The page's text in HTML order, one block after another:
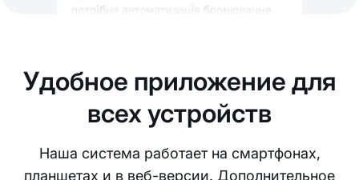
Удобное приложение для
всех устройств
Наша система работает на смартфонах,
планшетах и в веб-версии. Дополнительное